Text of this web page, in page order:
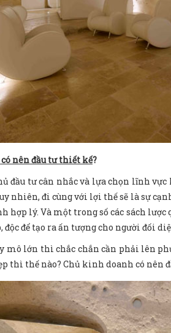
nên đầu tư thiết kế?
đầu tư cân nhắc và lựa chọn lĩnh
nhiên, đi cùng với lợi thế sẽ là sự
hợp lý. Và một trong số các sách
độc để tạo ra ấn tượng cho người đối
mô lớn thì chắc chắn cần phải lên
thì thế nào? Chủ kinh doanh có nên